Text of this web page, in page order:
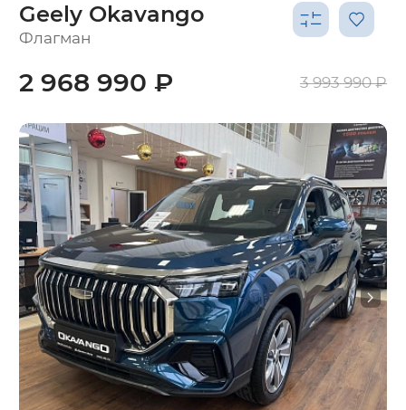
Geely Okavango
Флагман
2 968 990 ₽ 3 993 990 ₽